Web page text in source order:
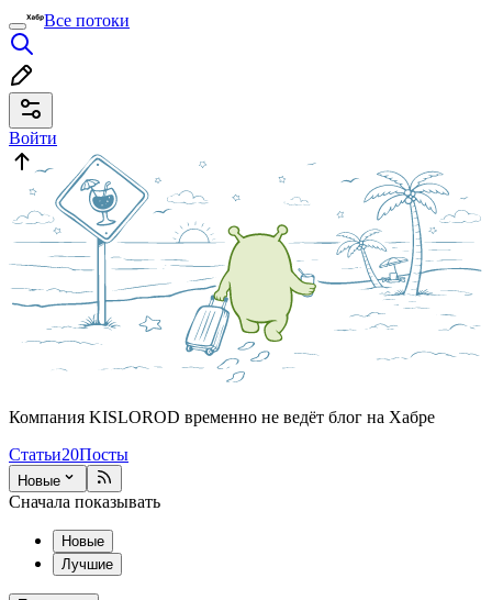
Все потоки
Войти
Компания KISLOROD временно не ведёт блог на Хабре
Статьи20Посты
Новые
Сначала показывать
Новые
Лучшие